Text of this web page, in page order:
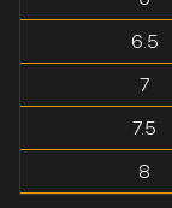
6.5
7
7.5
8